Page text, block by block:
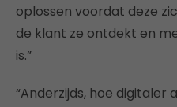
oplossen voordat deze
de klant ze ontdekt en
is.”
“Anderzijds, hoe digitaler